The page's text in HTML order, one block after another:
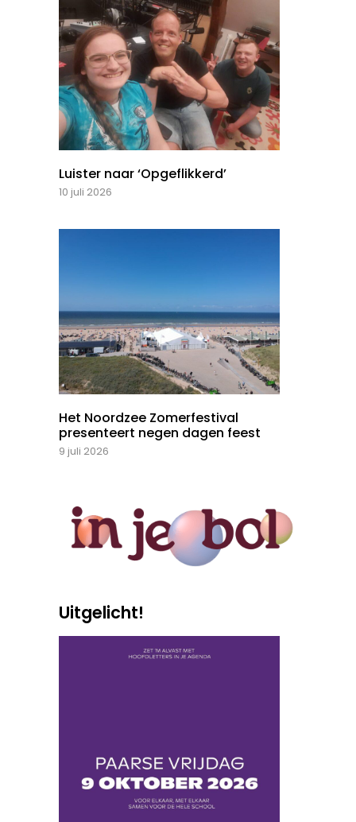
Luister naar ‘Opgeflikkerd’
10 juli 2026
Het Noordzee Zomerfestival
presenteert negen dagen feest
9 juli 2026
Uitgelicht!